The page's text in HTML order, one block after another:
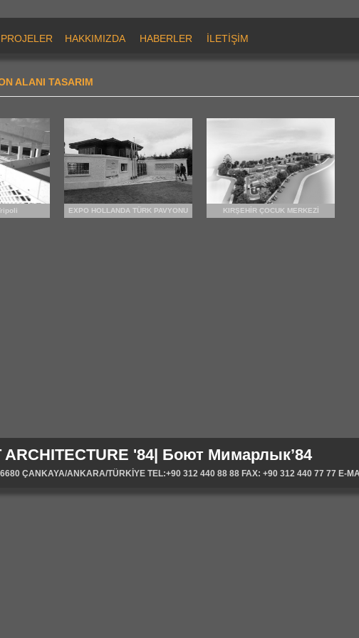
PROJELER HAKKIMIZDA HABERLER İLETİŞİM
ALANI TASARIM
EXPO HOLLANDA TÜRK PAVYONU KIRŞEHİR ÇOCUK MERKEZİ
ARCHITECTURE '84| Боют Мимарлык’84
ÇANKAYA/ANKARA/TÜRKİYE TEL:+90 312 440 88 88 FAX: +90 312 440 77 77 E-